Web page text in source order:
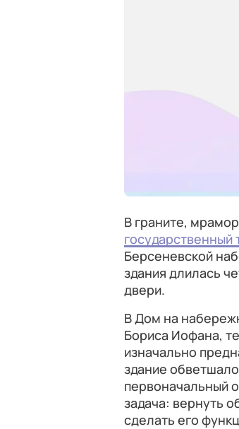
В граните,
государственный
Берсеневской
здания длилась
двери.
В Дом на
Бориса Иофана,
изначально
здание
первоначальный
задача: вернуть
сделать его